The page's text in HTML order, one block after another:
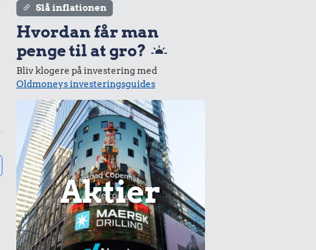
Slå inflationen
Hvordan får man
penge til at gro?
Bliv klogere på investering med
Oldmoneys investeringsguides
Aktier